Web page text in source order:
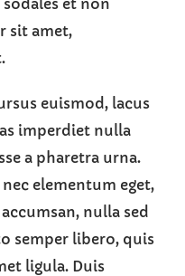
sit amet,
euismod, lacus
imperdiet nulla
a pharetra urna.
elementum eget,
nulla sed
semper libero, quis
ligula. Duis